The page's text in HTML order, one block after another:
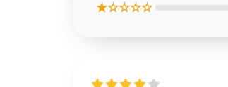
★☆☆☆☆